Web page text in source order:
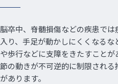
脳卒中、脊髄損傷などの疾患で
入り、手足が動かしにくくなる
や歩行などに支障をきたすこと
節の動きが不可逆的に制限され
があります。